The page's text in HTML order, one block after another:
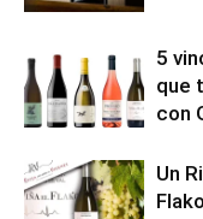
5
que
con
Un